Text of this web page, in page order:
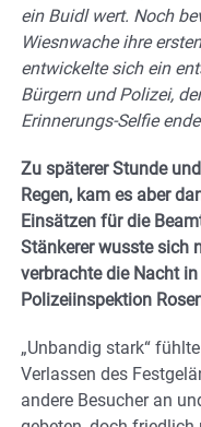
ein Buidl wert. Noch
Wiesnwache ihre
entwickelte sich ein
Bürgern und Polizei,
Erinnerungs-Selfie
Zu späterer Stunde
Regen, kam es aber
Einsätzen für die
Stänkerer wusste sich
verbrachte die Nacht
Polizeiinspektion
„Unbandig stark“
Verlassen des
andere Besucher an